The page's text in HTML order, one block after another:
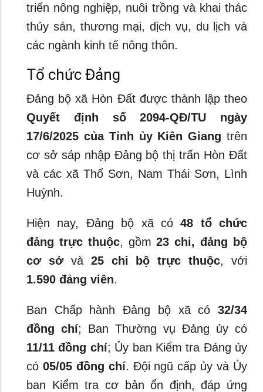
triển nông nghiệp, nuôi trồng và khai thác
thủy sản, thương mại, dịch vụ, du lịch và
các ngành kinh tế nông thôn.
Tổ chức Đảng
Đảng bộ xã Hòn Đất được thành lập theo
Quyết định số 2094-QĐ/TU ngày
17/6/2025 của Tỉnh ủy Kiên Giang trên
cơ sở sáp nhập Đảng bộ thị trấn Hòn Đất
và các xã Thổ Sơn, Nam Thái Sơn, Lình
Huỳnh.
Hiện nay, Đảng bộ xã có48 tổ chức
đảng trực thuộc, gồm23 chi, đảng bộ
cơ sởvà 25 chi bộ trực thuộc, với
1.590 đảng viên.
Ban Chấp hành Đảng bộ xã có 32/34
đồng chí; Ban Thường vụ Đảng ủy có
11/11 đồng chí; Ủy ban Kiểm tra Đảng ủy
có 05/05 đồng chí. Đội ngũ cấp ủy và Ủy
ban Kiểm tra cơ bản ổn định, đáp ứng